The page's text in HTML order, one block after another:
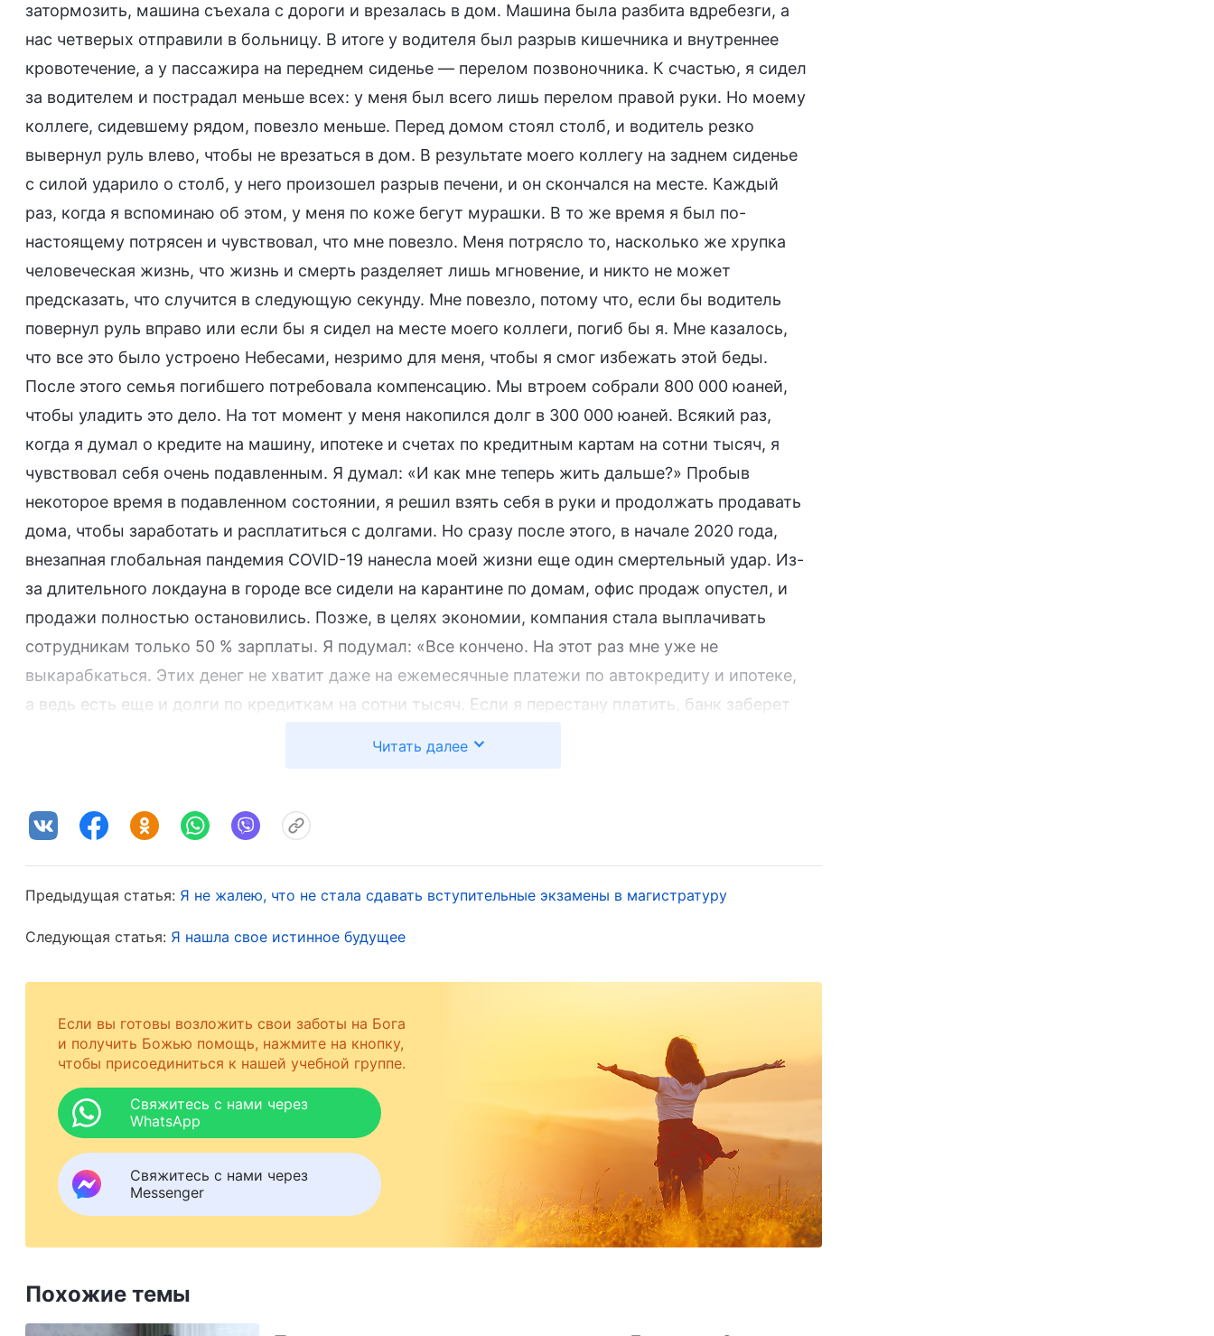
затормозить, машина съехала с дороги и врезалась в дом. Машина была разбита вдребезги, а
нас четверых отправили в больницу. В итоге у водителя был разрыв кишечника и внутреннее
кровотечение, а у пассажира на переднем сиденье — перелом позвоночника. К счастью, я сидел
за водителем и пострадал меньше всех: у меня был всего лишь перелом правой руки. Но моему
коллеге, сидевшему рядом, повезло меньше. Перед домом стоял столб, и водитель резко
вывернул руль влево, чтобы не врезаться в дом. В результате моего коллегу на заднем сиденье
с силой ударило о столб, у него произошел разрыв печени, и он скончался на месте. Каждый
раз, когда я вспоминаю об этом, у меня по коже бегут мурашки. В то же время я был по-
настоящему потрясен и чувствовал, что мне повезло. Меня потрясло то, насколько же хрупка
человеческая жизнь, что жизнь и смерть разделяет лишь мгновение, и никто не может
предсказать, что случится в следующую секунду. Мне повезло, потому что, если бы водитель
повернул руль вправо или если бы я сидел на месте моего коллеги, погиб бы я. Мне казалось,
что все это было устроено Небесами, незримо для меня, чтобы я смог избежать этой беды.
После этого семья погибшего потребовала компенсацию. Мы втроем собрали 800 000 юаней,
чтобы уладить это дело. На тот момент у меня накопился долг в 300 000 юаней. Всякий раз,
когда я думал о кредите на машину, ипотеке и счетах по кредитным картам на сотни тысяч, я
чувствовал себя очень подавленным. Я думал: «И как мне теперь жить дальше?» Пробыв
некоторое время в подавленном состоянии, я решил взять себя в руки и продолжать продавать
дома, чтобы заработать и расплатиться с долгами. Но сразу после этого, в начале 2020 года,
внезапная глобальная пандемия COVID-19 нанесла моей жизни еще один смертельный удар. Из-
за длительного локдауна в городе все сидели на карантине по домам, офис продаж опустел, и
продажи полностью остановились. Позже, в целях экономии, компания стала выплачивать
сотрудникам только 50 % зарплаты. Я подумал: «Все кончено. На этот раз мне уже не
выкарабкаться. Этих денег не хватит даже на ежемесячные платежи по автокредиту и ипотеке,
а ведь есть еще и долги по кредиткам на сотни тысяч. Если я перестану платить, банк заберет
недостроенными, а их сдачу отложили на неопределенный срок. Чтобы покрывать
высоких процентов, и я оказался в долговой яме.
часто задавался вопросом: «Какой вообще был смысл покупать машину и дом? Теперь машина
стоит без дела, а дом недостроен и его не продать. Если бы я погиб в той автокатастрофе,
какой толк был бы от машины и дома?» В разгар моих страданий мама снова стала
проповедовать мне Евангелие Всемогущего Бога последних дней. Она сказала: «Жизнь
человека — в Божьих руках. Тебе следует предстать перед Богом и искренне читать Его слова,
и какие бы трудности или боль ни тяготили тебя, расскажи о них Богу и попроси Его помочь
тебе преодолеть это испытание». В тот момент я вспомнил отрывок из Божьих слов, который
мама часто мне повторяла: «
Всевозможные бедствия обрушатся одно за другим; все страны
и места будут переживать бедствия: чума, голод, наводнения, засуха и землетрясения
повсюду. Эти бедствия происходят не только в одном или двух местах и не закончатся в
территории и становиться все более тяжелыми. В это время одно за другим будут случаться
Читать далее
Предыдущая статья: Я не жалею, что не стала сдавать вступительные экзамены в магистратуру
Следующая статья: Я нашла свое истинное будущее
Если вы готовы возложить свои заботы на Бога
и получить Божью помощь, нажмите на кнопку,
чтобы присоединиться к нашей учебной группе.
Свяжитесь с нами через
WhatsApp
Свяжитесь с нами через
Messenger
Похожие темы